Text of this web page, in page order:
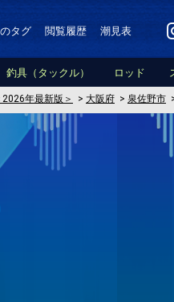
タグ 閲覧履歴 潮見表
釣具（タックル） ロッド
年最新版＞ > 大阪府 > 泉佐野市